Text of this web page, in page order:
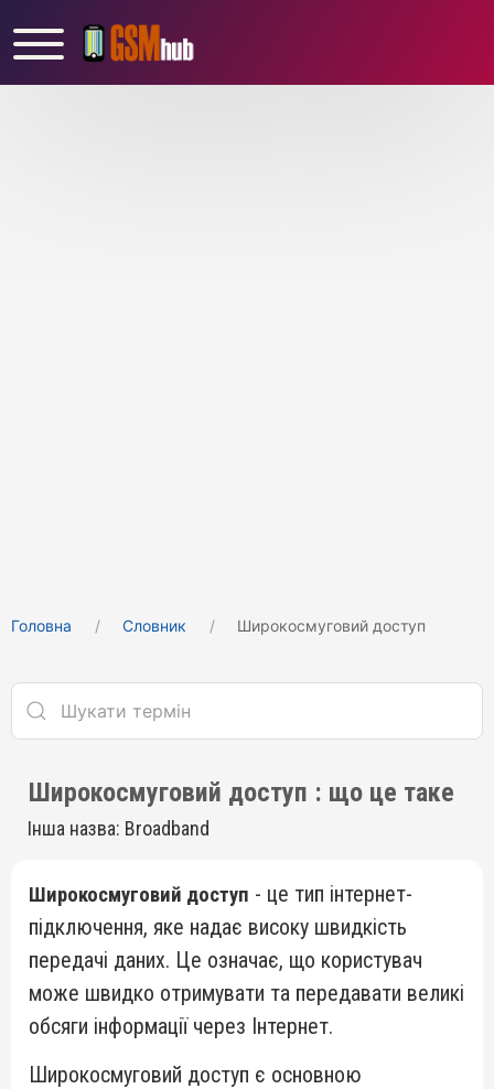
Головна Cловник Широкосмуговий доступ
Широкосмуговий доступ : що це таке
Інша назва: Broadband
Широкосмуговий доступ - це тип інтернет-
підключення, яке надає високу швидкість
передачі даних. Це означає, що користувач
може швидко отримувати та передавати великі
обсяги інформації через Інтернет.
Широкосмуговий доступ є основною